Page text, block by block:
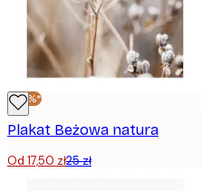
-30%*
Plakat Beżowa natura
Od 17,50 zł25 zł